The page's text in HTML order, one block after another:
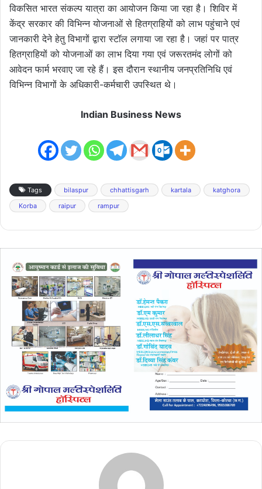
विकसित भारत संकल्प यात्रा का आयोजन किया जा रहा है। शिविर में
केंद्र सरकार की विभिन्न योजनाओं से हितग्राहियों को लाभ पहुंचाने एवं
जानकारी देने हेतु विभागों द्वारा स्टॉल लगाया जा रहा है। जहां पर पात्र
हितग्राहियों को योजनाओं का लाभ दिया गया एवं जरूरतमंद लोगों को
आवेदन फार्म भरवाए जा रहे हैं। इस दौरान स्थानीय जनप्रतिनिधि एवं
विभिन्न विभागों के अधिकारी-कर्मचारी उपस्थित थे।
Indian Business News
Tags bilaspur chhattisgarh kartala
katghora
Korba
raipur rampur